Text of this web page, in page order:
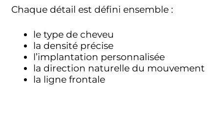
Chaque détail est défini ensemble :
le type de cheveu
la densité précise
l’implantation personnalisée
la direction naturelle du mouvement
la ligne frontale